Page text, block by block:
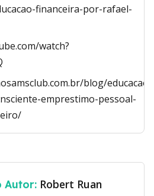
financeira-por-rafael-
watch?
blog/educacao-
emprestimo-pessoal-
Autor: Robert Ruan